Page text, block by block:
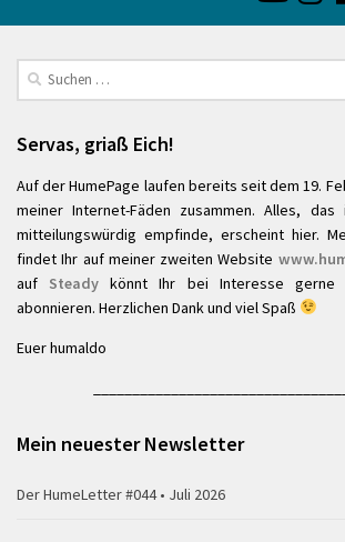
Suchen
nach:
Servas, griaß Eich!
Auf der HumePage laufen bereits seit dem 19.
meiner Internet-Fäden zusammen. Alles,
mitteilungswürdig empfinde, erscheint hier.
findet Ihr auf meiner zweiten Website
auf Steady könnt Ihr bei Interesse gerne
abonnieren. Herzlichen Dank und viel Spaß
Euer humaldo
Mein neuester Newsletter
Der HumeLetter #044 • Juli 2026